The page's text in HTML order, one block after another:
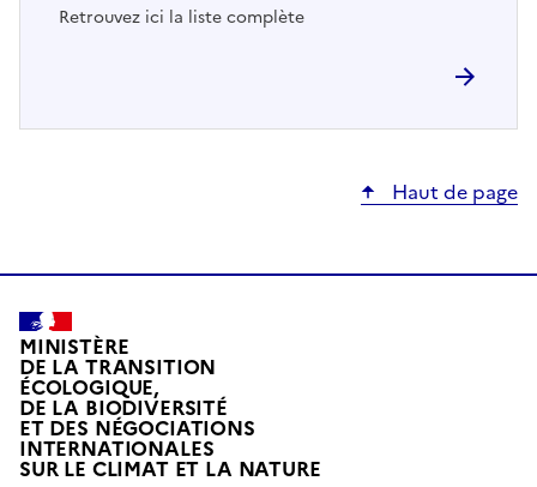
Retrouvez ici la liste complète
Haut de page
MINISTÈRE
DE LA TRANSITION
ÉCOLOGIQUE,
DE LA BIODIVERSITÉ
ET DES NÉGOCIATIONS
INTERNATIONALES
SUR LE CLIMAT ET LA NATUREL